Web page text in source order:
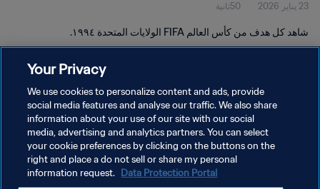
23 يناير 2026 50ثانية
شاهد كل هدف من كأس العالم FIFA الولايات المتحدة ١٩٩٤.
سياسة الخصوصية
شروط الخدمة
إدارة تفضيلات ملفات تعريف الارتباط
Your Privacy
We use cookies to personalize content and ads, provide
social media features and analyse our traffic. We also share
information about your use of our site with our social
media, advertising and analytics partners. You can select
your cookie preferences by clicking on the buttons on the
right and place a do not sell or share my personal
information request. Data Protection Portal